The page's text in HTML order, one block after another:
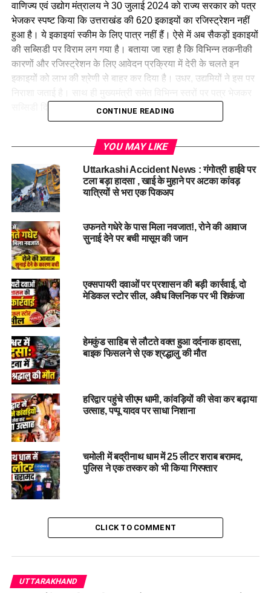
वाणिज्य एवं उद्योग मंत्रालय ने 30 जुलाई 2024 को राज्य सरकार को पत्र
भेजकर स्पष्ट किया कि उत्तराखंड की 620 इकाइयों का रजिस्ट्रेशन नहीं
हुआ है। ये इकाइयां स्कीम के लिए पात्र नहीं हैं। ऐसे में अब सैकड़ों इकाइयों
की सब्सिडी पर विराम लग गया है। बताया जा रहा है कि विभिन्न तकनीकी
कारणों और रजिस्ट्रेशन के लिए आवेदन प्रक्रिया में देरी के चलते इन
इकाइयों को लाभ की श्रेणी से बाहर कर दिया है। उधर, उद्यमियों ने इस पर
सब्सिडी दिलाए जाने की मांग की है।
रोष है। इसे लेकर औद्योगिक सलाहकार एवं पूर्व राज्यमंत्री ठाकुर संजय
सिंह की ओर से पूर्व मुख्यमंत्री एवं पूर्व केंद्रीय मंत्री डाॅ. रमेश पोखरियाल
निशंक को पत्र भेजा है। जिसमें उन्होंने बताया है कि निवेश करने वाली सभी
इकाइयों को सब्सिडी का लाभ दिलाया जाए। ताकि राज्य में निवेश का बेहतर
वातावरण बन सके।
जिलेवार सब्सिडी से वंचित औद्योगिक इकाइयां
जिला
अल्मोड़ा 29
चमोली 01
चंपावत
देहरादून 95
गढ़वाल 34
हरिद्वार
37
CONTINUE READING
YOU MAY LIKE
Uttarkashi Accident News : गंगोत्री हाईवे पर
टला बड़ा हादसा , खाई के मुहाने पर अटका कांवड़
यात्रियों से भरा एक पिकअप
उफनते गधेरे के पास मिला नवजात!, रोने की आवाज
सुनाई देने पर बची मासूम की जान
एक्सपायरी दवाओं पर प्रशासन की बड़ी कार्रवाई, दो
मेडिकल स्टोर सील, अवैध क्लिनिक पर भी शिकंजा
हेमकुंड साहिब से लौटते वक्त हुआ दर्दनाक हादसा,
बाइक फिसलने से एक श्रद्धालु की मौत
हरिद्वार पहुंचे सीएम धामी, कांवड़ियों की सेवा कर बढ़ाया
उत्साह, पप्पू यादव पर साधा निशाना
चमोली में बद्रीनाथ धाम में 25 लीटर शराब बरामद,
पुलिस ने एक तस्कर को भी किया गिरफ्तार
CLICK TO COMMENT
UTTARAKHAND